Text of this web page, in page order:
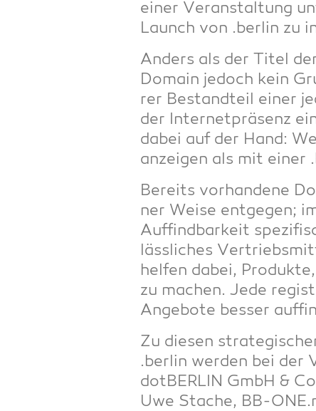
einer Ver­an­stal­tung
Launch von .ber­lin zu
Anders als der Titel
Domain jedoch kein
rer Bestand­teil einer
der Inter­net­prä­senz
dabei auf der Hand:
anzei­gen als mit einer
Bereits vor­han­de­ne
ner Wei­se ent­ge­gen;
Auf­find­bar­keit
läss­li­ches
hel­fen dabei,
zu machen. Jede
Ange­bo­te bes­ser
Zu die­sen
.ber­lin wer­den bei der
dot­BER­LIN GmbH &
Uwe Sta­che, BB-